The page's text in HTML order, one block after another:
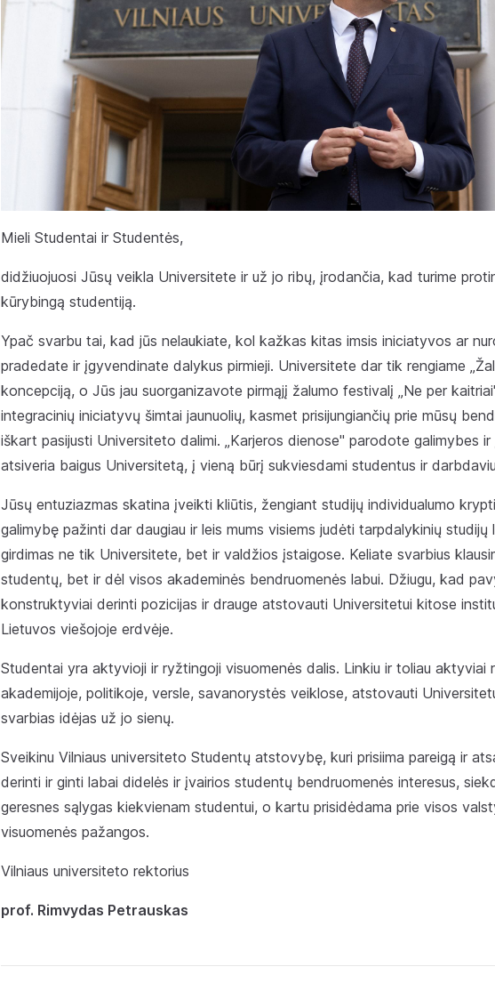
Mieli Studentai ir Studentės,
didžiuojuosi Jūsų veikla Universitete ir už jo ribų, įrodančia, kad turime
kūrybingą studentiją.
Ypač svarbu tai, kad jūs nelaukiate, kol kažkas kitas imsis iniciatyvos ar
pradedate ir įgyvendinate dalykus pirmieji. Universitete dar tik rengiame
koncepciją, o Jūs jau suorganizavote pirmąjį žalumo festivalį „Ne per
integracinių iniciatyvų šimtai jaunuolių, kasmet prisijungiančių prie mūsų
iškart pasijusti Universiteto dalimi. „Karjeros dienose" parodote galimybes
atsiveria baigus Universitetą, į vieną būrį sukviesdami studentus ir
Jūsų entuziazmas skatina įveikti kliūtis, žengiant studijų individualumo
galimybę pažinti dar daugiau ir leis mums visiems judėti tarpdalykinių studijų
girdimas ne tik Universitete, bet ir valdžios įstaigose. Keliate svarbius
studentų, bet ir dėl visos akademinės bendruomenės labui. Džiugu, kad
konstruktyviai derinti pozicijas ir drauge atstovauti Universitetui kitose
Lietuvos viešojoje erdvėje.
Studentai yra aktyvioji ir ryžtingoji visuomenės dalis. Linkiu ir toliau aktyviai
akademijoje, politikoje, versle, savanorystės veiklose, atstovauti
svarbias idėjas už jo sienų.
Sveikinu Vilniaus universiteto Studentų atstovybę, kuri prisiima pareigą ir
derinti ir ginti labai didelės ir įvairios studentų bendruomenės interesus,
geresnes sąlygas kiekvienam studentui, o kartu prisidėdama prie visos
visuomenės pažangos.
Vilniaus universiteto rektorius
prof. Rimvydas Petrauskas